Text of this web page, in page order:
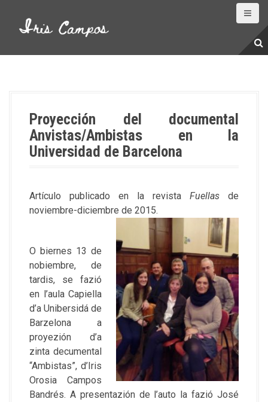
Proyección del documental
Anvistas/Ambistas en la
Universidad de Barcelona
Artículo publicado en la revista Fuellas de
noviembre-diciembre de 2015.
O biernes 13 de
nobiembre, de
tardis, se fazió
en l’aula Capiella
d’a Unibersidá de
Barzelona a
proyezión d’a
zinta decumental
“Ambistas”, d’Iris
Orosia Campos
Bandrés. A presentazión de l’auto la fazió José